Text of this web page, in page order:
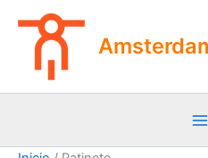
contenido